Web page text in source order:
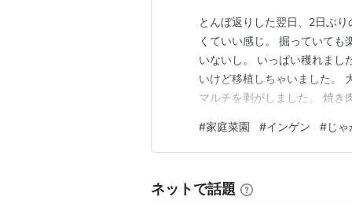
とんぼ返りした翌日、2日ぶ
くていい感じ。 掘っていて
いないし。 いっぱい穫れまし
いけど移植しちゃいました。
マルチを剥がしました。 焼き
かくてちょっと微妙。 レタス
ベツはご近所さんにお裾分け
#家庭菜園 #インゲン #じ
ネットで話題